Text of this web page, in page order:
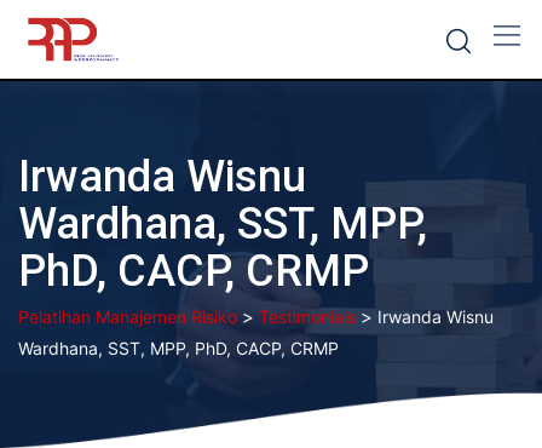
Skip
content
Irwanda Wisnu
Wardhana, SST, MPP,
PhD, CACP, CRMP
Pelatihan Manajemen Risiko > Testimonials > Irwanda Wisnu
Wardhana, SST, MPP, PhD, CACP, CRMP